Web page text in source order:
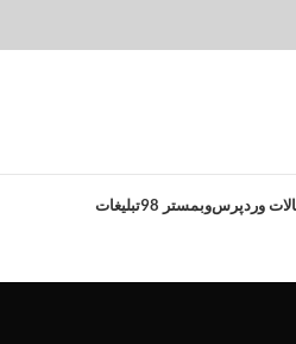
وردپرسوبمستر 98 تبلیغات